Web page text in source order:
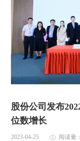
股份公司发布
位数增长
2023-04-25 阅读量